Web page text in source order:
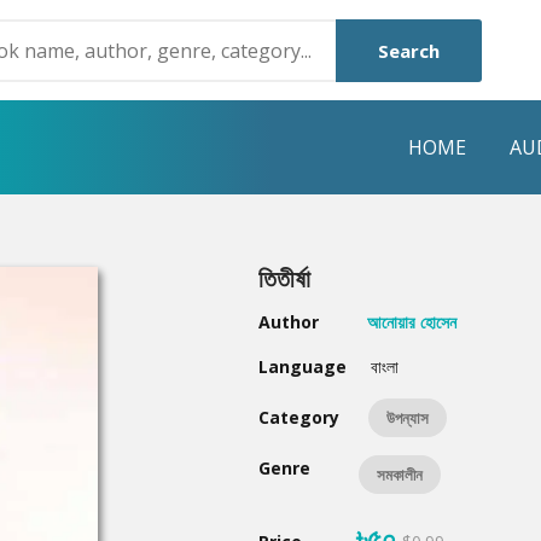
Search
HOME
Humayun Ahmed
Mouri Morium
Hot & New
তিতীর্ষা
Author
আনোয়ার হোসেন
Language
বাংলা
Category উপন্যাস
Genre সমকালীন